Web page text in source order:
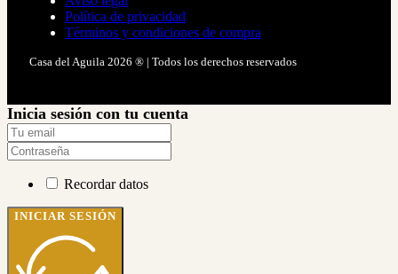
Política de privacidad
Términos y condiciones de compra
Casa del Aguila 2026 ® | Todos los derechos reservados
Inicia sesión con tu cuenta
Recordar datos
INICIAR SESIÓN